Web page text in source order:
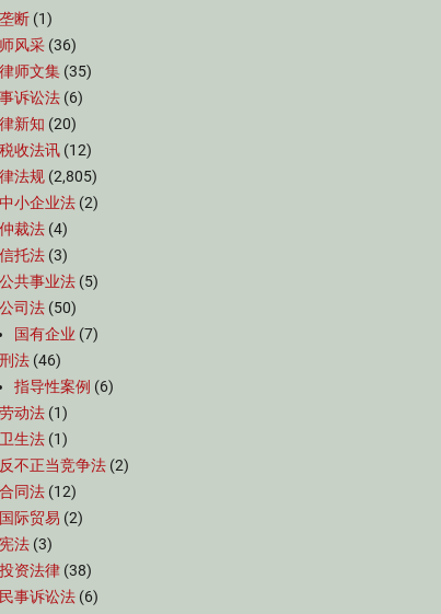
断 (1)
风采 (36)
律师文集 (35)
诉讼法 (6)
新知 (20)
税收法讯 (12)
法规 (2,805)
中小企业法 (2)
仲裁法 (4)
信托法 (3)
公共事业法 (5)
公司法 (50)
国有企业 (7)
刑法 (46)
指导性案例 (6)
劳动法 (1)
卫生法 (1)
反不正当竞争法 (2)
合同法 (12)
国际贸易 (2)
宪法 (3)
投资法律 (38)
民事诉讼法 (6)